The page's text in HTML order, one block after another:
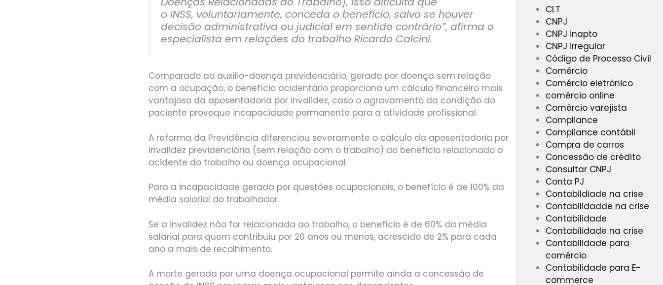
o INSS, voluntariamente, conceda o benefício, salvo se houver
decisão administrativa ou judicial em sentido contrário”, afirma o
especialista em relações do trabalho Ricardo Calcini.
Comparado ao auxílio-doença previdenciário, gerado por doença sem relação
com a ocupação, o benefício acidentário proporciona um cálculo financeiro mais
vantajoso da aposentadoria por invalidez, caso o agravamento da condição do
paciente provoque incapacidade permanente para a atividade profissional.
A reforma da Previdência diferenciou severamente o cálculo da aposentadoria por
invalidez previdenciária (sem relação com o trabalho) do benefício relacionado a
acidente do trabalho ou doença ocupacional
Para a incapacidade gerada por questões ocupacionais, o benefício é de 100% da
média salarial do trabalhador.
Se a invalidez não for relacionada ao trabalho, o benefício é de 60% da média
salarial para quem contribuiu por 20 anos ou menos, acrescido de 2% para cada
ano a mais de recolhimento.
A morte gerada por uma doença ocupacional permite ainda a concessão de
CLT
CNPJ
CNPJ inapto
CNPJ irregular
Código de Processo Civil
Comércio
Comércio eletrônico
comércio online
Comércio varejista
Compliance
Compliance contábil
Compra de carros
Concessão de crédito
Consultar CNPJ
Conta PJ
Contabildiade na crise
Contabilidadde na crise
Contabilidade
Contabilidade na crise
Contabilidade para
comércio
Contabilidade para E-
commerce